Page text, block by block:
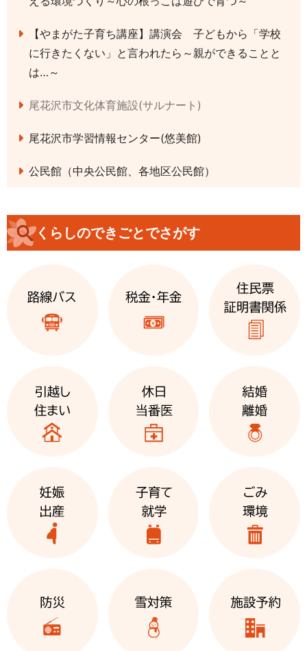
【やまがた子育ち講座】講演会 子どもから「学校
に行きたくない」と言われたら～親ができることと
は…～
尾花沢市文化体育施設(サルナート)
尾花沢市学習情報センター(悠美館)
公民館（中央公民館、各地区公民館）
くらしのできごとでさがす